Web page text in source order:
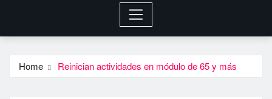
Home Reinician actividades en módulo de 65 y más